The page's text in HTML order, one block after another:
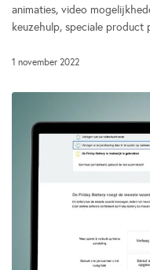
animaties, video
keuzehulp, speciale product
1 november 2022